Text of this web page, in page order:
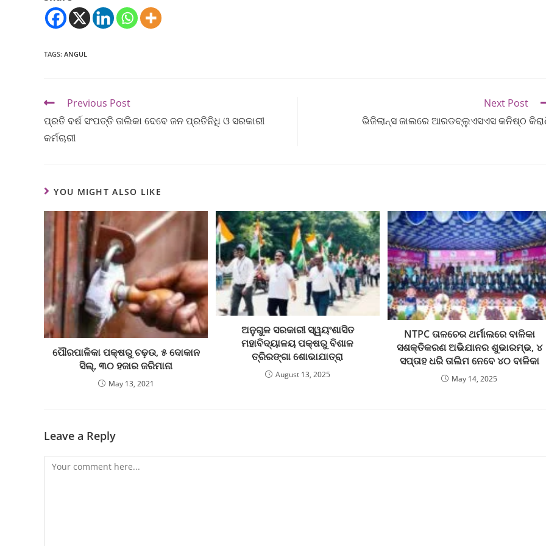
TAGS: ANGUL
Previous Post
ପ୍ରତି ବର୍ଷ ସଂପତ୍ତି ତାଲିକା ଦେବେ ଜନ ପ୍ରତିନିଧି ଓ ସରକାରୀ
କର୍ମଚାରୀ
Next Post
ଭିଜିଲାନ୍ସ ଜାଲରେ ଆରଡବ୍ଲୁଏସଏସ କନିଷ୍ଠ
YOU MIGHT ALSO LIKE
ପୌରପାଳିକା ପକ୍ଷରୁ ଚଢ଼ଉ, ୫ ଦୋକାନ
ସିଲ୍, ୩୦ ହଜାର ଜରିମାନା
May 13, 2021
ଅନୁଗୁଳ ସରକାରୀ ସ୍ୱୟଂଶାସିତ
ମହାବିଦ୍ୟାଳୟ ପକ୍ଷରୁ ବିଶାଳ
ତ୍ରିରଙ୍ଗା ଶୋଭାଯାତ୍ରା
August 13, 2025
NTPC ତାଳଚେର ଥର୍ମାଲରେ ବାଳିକା
ସଶକ୍ତିକରଣ ଅଭିଯାନର ଶୁଭାରମ୍ଭ, ୪
ସପ୍ତାହ ଧରି ତାଲିମ ନେବେ ୪୦ ବାଳିକା
May 14, 2025
Leave a Reply